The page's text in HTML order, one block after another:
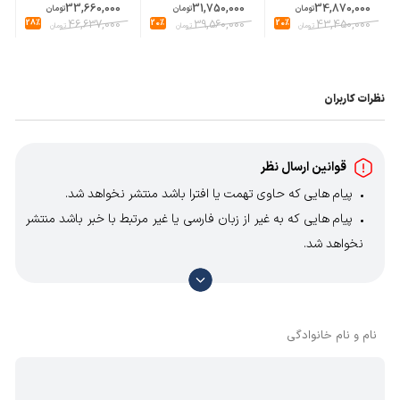
34,870,000تومان
43,450,000تومان 20%
31,750,000تومان
39,560,000تومان 20%
33,660,000تومان
46,637,000تومان 28%
نظرات کاربران
قوانین ارسال نظر
پیام هایی که حاوی تهمت یا افترا باشد منتشر نخواهد شد.
پیام هایی که به غیر از زبان فارسی یا غیر مرتبط با خبر باشد منتشر
نخواهد شد.
با توجه به آن که امکان موافقت یا مخالفت با محتوای نظرات
وجود دارد، معمولا نظراتی که محتوای مشابه دارند، انتشار نمی‌یابند
نام و نام خانوادگی